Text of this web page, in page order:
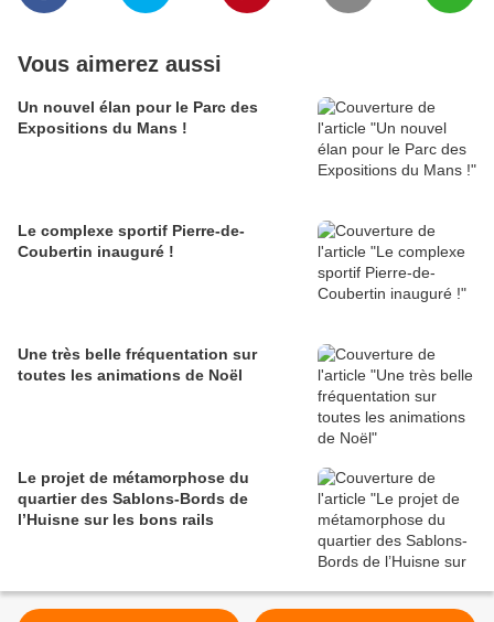
Vous aimerez aussi
Un nouvel élan pour le Parc des
Expositions du Mans !
Le complexe sportif Pierre-de-
Coubertin inauguré !
Une très belle fréquentation sur
toutes les animations de Noël
Le projet de métamorphose du
quartier des Sablons-Bords de
l’Huisne sur les bons rails